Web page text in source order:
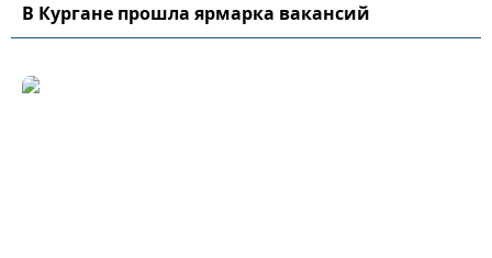
В Кургане прошла ярмарка вакансий